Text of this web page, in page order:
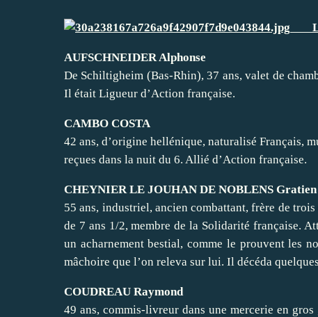
AUFSCHNEIDER Alphonse
De Schiltigheim (Bas-Rhin), 37 ans, valet de
Il était Ligueur d’Action française.
CAMBO COSTA
42 ans, d’origine hellénique, naturalisé Français,
reçues dans la nuit du 6. Allié d’Action française.
CHEYNIER LE JOUHAN DE NOBLENS Gratien
55 ans, industriel, ancien combattant, frère de
de 7 ans 1/2, membre de la Solidarité française.
un acharnement bestial, comme le prouvent les
mâchoire que l’on releva sur lui. Il décéda
COUDREAU Raymond
49 ans, commis-livreur dans une mercerie en